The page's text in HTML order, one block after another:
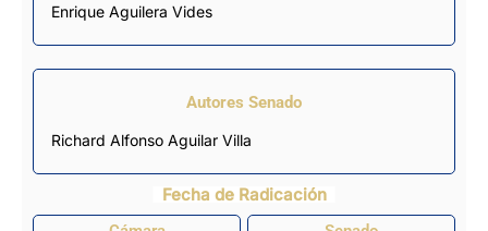
Enrique Aguilera Vides
Autores Senado
Richard Alfonso Aguilar Villa
Fecha de Radicación